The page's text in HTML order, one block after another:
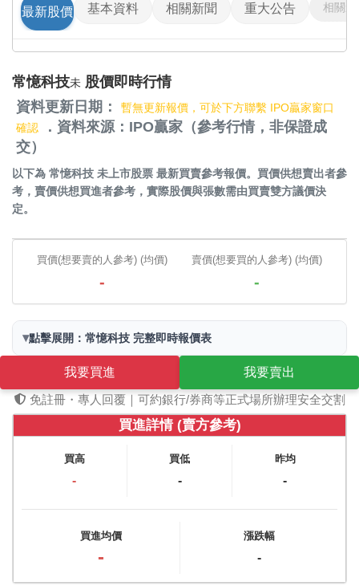
最新股價 基本資料 相關新聞 重大公告 相關影
常憶科技未 股價即時行情
資料更新日期：
暫無更新報價，可於下方聯繫 IPO贏家窗口
確認
．資料來源：IPO贏家（參考行情，非保證成
交）
以下為 常憶科技 未上市股票 最新買賣參考報價。買價供想賣出者參
考，賣價供想買進者參考，實際股價與張數需由買賣雙方議價決
定。
買價(想要賣的人參考) (均價)
-
賣價(想要買的人參考) (均價)
-
▾點擊展開：常憶科技 完整即時報價表
我要買進
我要賣出
免註冊・專人回覆｜可約銀行/券商等正式場所辦理安全交割
買進詳情 (賣方參考)
買高
-
買低
-
昨均
-
買進均價
-
漲跌幅
-